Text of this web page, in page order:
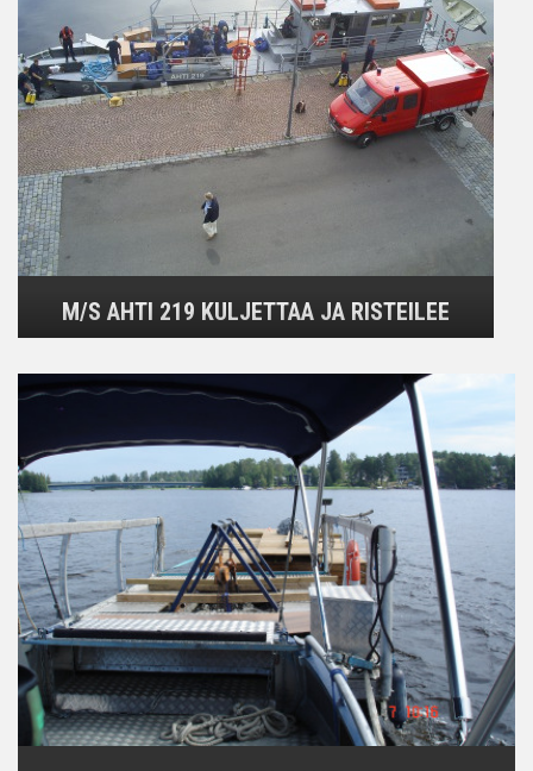
M/S AHTI 219 KULJETTAA JA RISTEILEE